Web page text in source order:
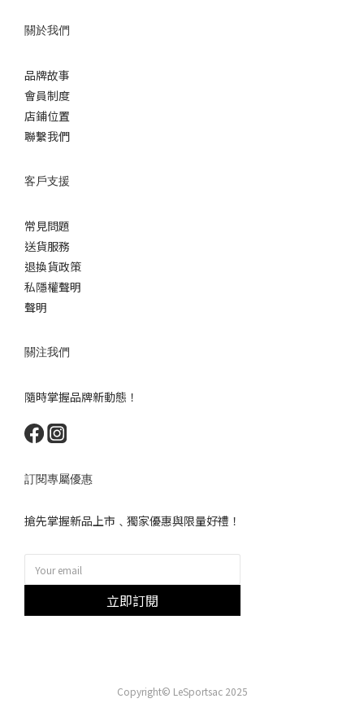
關於我們
品牌故事
會員制度
店鋪位置
聯繫我們
客戶支援
常見問題
送貨服務
退換貨政策
私隱權聲明
聲明
關注我們
隨時掌握品牌新動態！
訂閱專屬優惠
搶先掌握新品上市﹑獨家優惠與限量好禮！
立即訂閱
Copyright© LeSportsac 2025